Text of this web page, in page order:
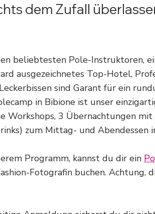
dem Zufall
beliebtesten Pole-Instruktoren,
ausgezeichnetes Top-Hotel,
sind Garant für ein
in Bibione ist unser
Workshops, 3 Übernachtungen
zum Mittag- und Abendessen
Programm, kannst du dir ein
Fotografin buchen. Achtung,